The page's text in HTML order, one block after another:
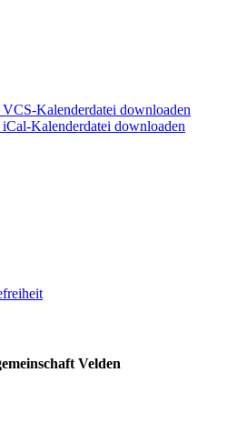
Kalenderdatei downloaden
Kalenderdatei downloaden
Velden